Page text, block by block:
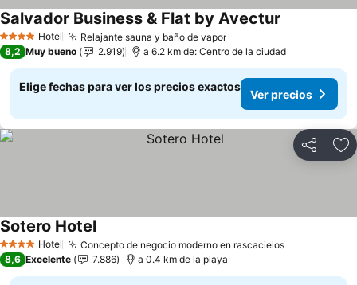
4 EstrellasHotel Relajante sauna y baño de vapor
Salvador Business & Flat by Avectur
8,2 Muy bueno 2.919 a 6.2 km de: Centro de la ciudad
Elige fechas para ver los precios exactos
Ver precios
Compartir
4 EstrellasHotel Concepto de negocio moderno en rascacielos
Sotero Hotel
8,6 Excelente 7.886 a 0.4 km de la playa